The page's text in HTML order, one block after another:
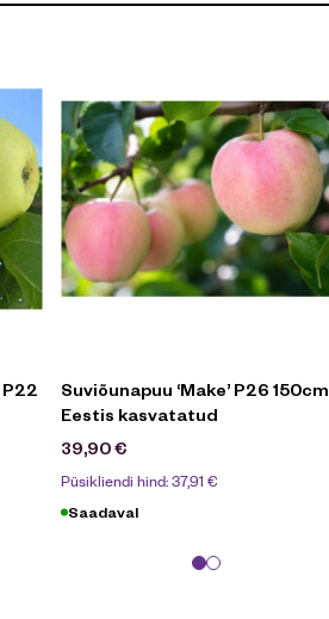
P22
Suviõunapuu ‘Make’ P26 150cm
Eestis kasvatatud
39,90€
Püsikliendi hind:37,91 €
Saadaval